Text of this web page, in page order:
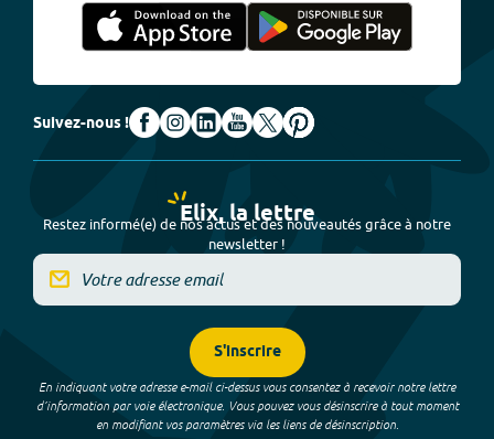
Suivez-nous !
Elix, la lettre
Restez informé(e) de nos actus et des nouveautés grâce à notre
newsletter !
S'inscrire
En indiquant votre adresse e-mail ci-dessus vous consentez à recevoir notre lettre
d’information par voie électronique. Vous pouvez vous désinscrire à tout moment
en modifiant vos paramètres via les liens de désinscription.